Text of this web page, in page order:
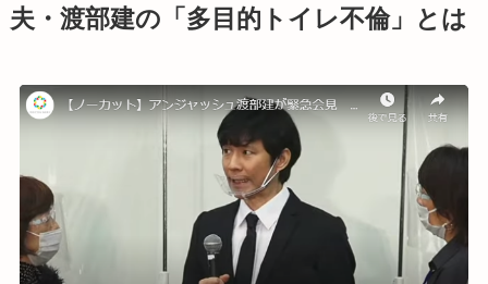
夫・渡部建の「多目的トイレ不倫」とは